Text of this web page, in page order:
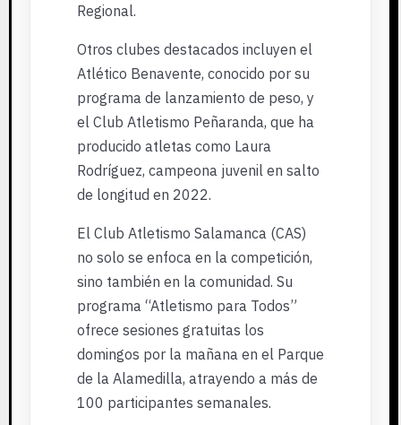
Regional.
Otros clubes destacados incluyen el
Atlético Benavente, conocido por su
programa de lanzamiento de peso, y
el Club Atletismo Peñaranda, que ha
producido atletas como Laura
Rodríguez, campeona juvenil en salto
de longitud en 2022.
El Club Atletismo Salamanca (CAS)
no solo se enfoca en la competición,
sino también en la comunidad. Su
programa “Atletismo para Todos”
ofrece sesiones gratuitas los
domingos por la mañana en el Parque
de la Alamedilla, atrayendo a más de
100 participantes semanales.